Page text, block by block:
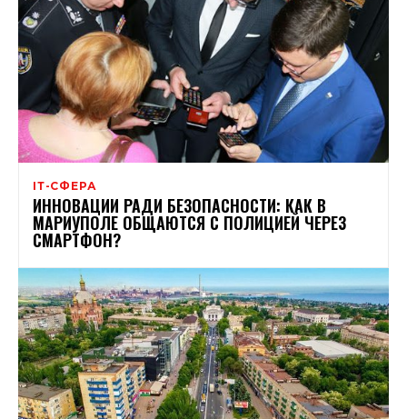
ІТ-СФЕРА
ИННОВАЦИИ РАДИ БЕЗОПАСНОСТИ: КАК В
МАРИУПОЛЕ ОБЩАЮТСЯ С ПОЛИЦИЕЙ ЧЕРЕЗ
СМАРТФОН?